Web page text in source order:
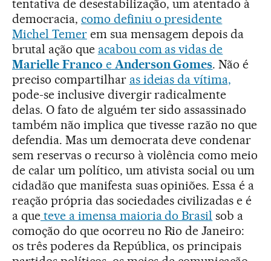
tentativa de desestabilização, um atentado à
democracia, como definiu o presidente
Michel Temerem sua mensagem depois da
brutal ação que acabou com as vidas de
Marielle Franco eAnderson Gomes. Não é
preciso compartilhar as ideias da vítima,
pode-se inclusive divergir radicalmente
delas. O fato de alguém ter sido assassinado
também não implica que tivesse razão no que
defendia. Mas um democrata deve condenar
sem reservas o recurso à violência como meio
de calar um político, um ativista social ou um
cidadão que manifesta suas opiniões. Essa é a
reação própria das sociedades civilizadas e é
a queteve a imensa maioria do Brasil sob a
comoção do que ocorreu no Rio de Janeiro:
os três poderes da República, os principais